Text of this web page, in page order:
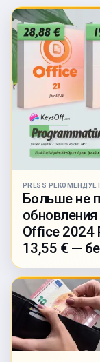
PRESS РЕКОМЕНДУЕТ
Больше не
Office 2024
13,55 € —